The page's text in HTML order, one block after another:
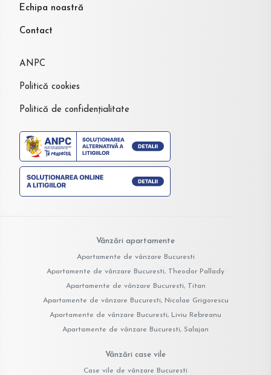
Echipa noastră
Contact
ANPC
Politică cookies
Politică de confidențialitate
Vânzări apartamente
Apartamente de vânzare Bucuresti
Apartamente de vânzare Bucuresti, Theodor Pallady
Apartamente de vânzare Bucuresti, Titan
Apartamente de vânzare Bucuresti, Nicolae Grigorescu
Apartamente de vânzare Bucuresti, Liviu Rebreanu
Apartamente de vânzare Bucuresti, Salajan
Vânzări case vile
Case vile de vânzare Bucuresti